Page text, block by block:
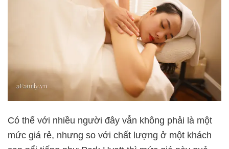
Có thể với nhiều người đây vẫn không phải là một
mức giá rẻ, nhưng so với chất lượng ở một khách